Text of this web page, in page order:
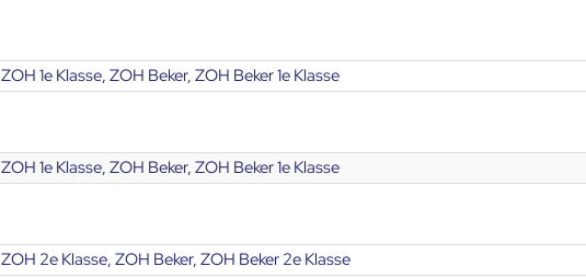
ZOH 1e Klasse, ZOH Beker, ZOH Beker 1e Klasse
ZOH 1e Klasse, ZOH Beker, ZOH Beker 1e Klasse
ZOH 2e Klasse, ZOH Beker, ZOH Beker 2e Klasse